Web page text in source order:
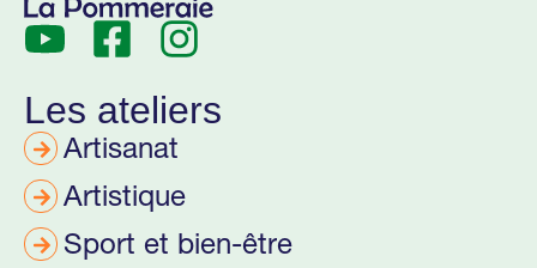
Les ateliers
Artisanat
Artistique
Sport et bien-être